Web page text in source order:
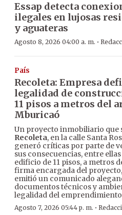
Essap detecta
ilegales en lujosas
y aguateras
Agosto 8, 2026 04:00 a. m. ·
País
Recoleta: Empresa
legalidad de
11 pisos a metros del
Mburicaó
Un proyecto inmobiliario que
Recoleta, en la calle Santa
generó críticas por parte de
sus consecuencias, entre
edificio de 11 pisos, a metros
firma encargada del
emitió un comunicado
documentos técnicos y
legalidad del
Agosto 7, 2026 05:44 p. m. ·